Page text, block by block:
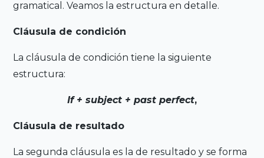
gramatical. Veamos la estructura en detalle.
Cláusula de condición
La cláusula de condición tiene la siguiente
estructura:
If + subject + past perfect,
Cláusula de resultado
La segunda cláusula es la de resultado y se forma